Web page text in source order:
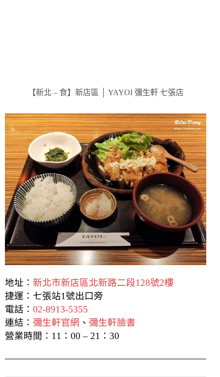
【新北 – 食】新店區 │ YAYOI 彌生軒 七張店
地址： 新北市新店區北新路二段128號2樓
捷運：七張站1號出口旁
電話： 02-8913-5355
連結： 彌生軒官網 、 彌生軒臉書
營業時間： 11：00 – 21：30